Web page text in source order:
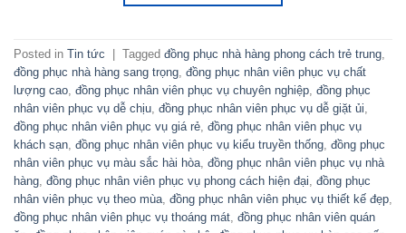
Posted in Tin tức Tagged đồng phục nhà hàng phong cách trẻ trung
đồng phục nhà hàng sang trọng đồng phục nhân viên phục vụ chất
lượng cao đồng phục nhân viên phục vụ chuyên nghiệp đồng phục
nhân viên phục vụ dễ chịu đồng phục nhân viên phục vụ dễ giặt ủi
đồng phục nhân viên phục vụ giá rẻ đồng phục nhân viên phục vụ
khách sạn đồng phục nhân viên phục vụ kiểu truyền thống đồng phục
nhân viên phục vụ màu sắc hài hòa đồng phục nhân viên phục vụ nhà
hàng đồng phục nhân viên phục vụ phong cách hiện đại đồng phục
nhân viên phục vụ theo mùa đồng phục nhân viên phục vụ thiết kế đẹp
đồng phục nhân viên phục vụ thoáng mát đồng phục nhân viên quán